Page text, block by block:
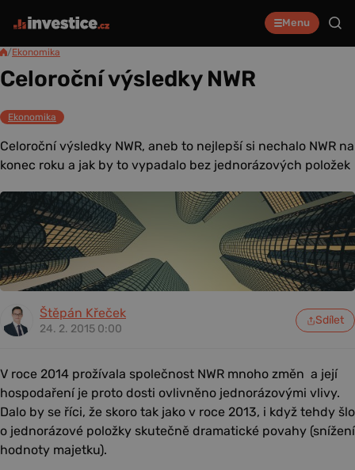
Menu
/Ekonomika
Celoroční výsledky NWR
Ekonomika
Celoroční výsledky NWR, aneb to nejlepší si nechalo NWR na
konec roku a jak by to vypadalo bez jednorázových položek
Štěpán Křeček
24. 2. 2015 0:00
Sdílet
V roce 2014 prožívala společnost NWR mnoho změn a její
hospodaření je proto dosti ovlivněno jednorázovými vlivy.
Dalo by se říci, že skoro tak jako v roce 2013, i když tehdy šlo
o jednorázové položky skutečně dramatické povahy (snížení
hodnoty majetku).